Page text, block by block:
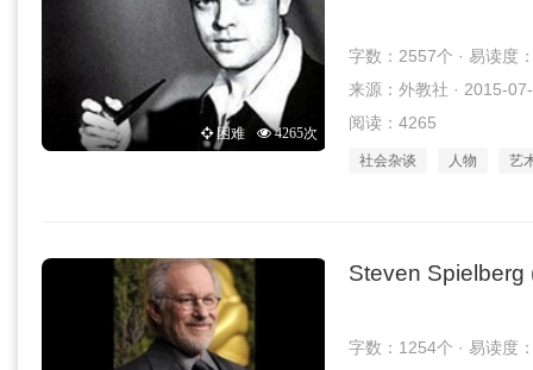
困难 4265次
字数：2557个 · 易读度
来源：外教社 · 2015-
阅读：4265
社会杂谈 人物 艺
Steven Spielberg
字数：1254个 · 易读度